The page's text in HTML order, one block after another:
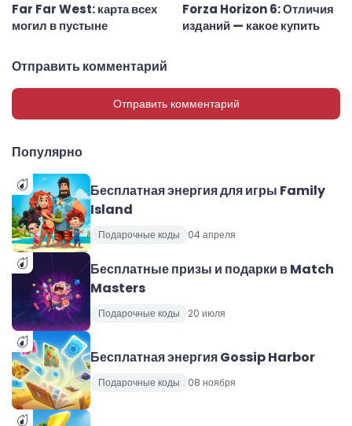
Far Far West: карта всех
могил в пустыне
Forza Horizon 6: Отличия
изданий — какое купить
Отправить комментарий
Отправить комментарий
Популярно
Бесплатная энергия для игры Family
Island
Подарочные коды 04 апреля
Бесплатные призы и подарки в Match
Masters
Подарочные коды 20 июля
Бесплатная энергия Gossip Harbor
Подарочные коды 08 ноября